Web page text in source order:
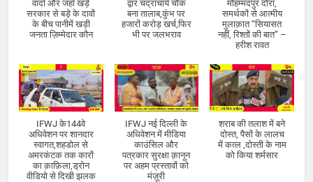
वादों और जहाँ खड़े
सरकार से बड़े के दावों
के बीच पानीमें खड़ी
जनता ज़िम्मेदार कौन
द्वार चंद्राचार्य चौक
बना तालाब,कुंभ पर
हजारों करोड़ खर्च,फिर
भी पर जलभराव
मौहम्मदपुर दौरा,
समर्थकों से आत्मीय
मुलाक़ात “सियासत
नहीं, रिश्तों की बात” –
हरीश रावत
IFWJ के144वे
अधिवेशन पर शानदार
स्वागत,शहडोल से
अमरकंटक तक कारों
का क़ाफ़िला,ड्रोन
वीडियो से दिखी झलक
IFWJ नई दिल्ली के
अधिवेशन में मीडिया
काउंसिल और
पत्रकार सुरक्षा क़ानून
पर अहम प्रस्तावों को
मंज़ूरी
शराब की तलाश में बने
दोस्त, पैसों के लालच
में कत्ल ,दोस्ती के नाम
को किया शर्मसार